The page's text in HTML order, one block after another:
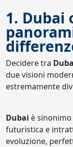
1. Dubai
Decidere tra
due visioni
estremamente
Dubai è
futuristica e
evoluzione,